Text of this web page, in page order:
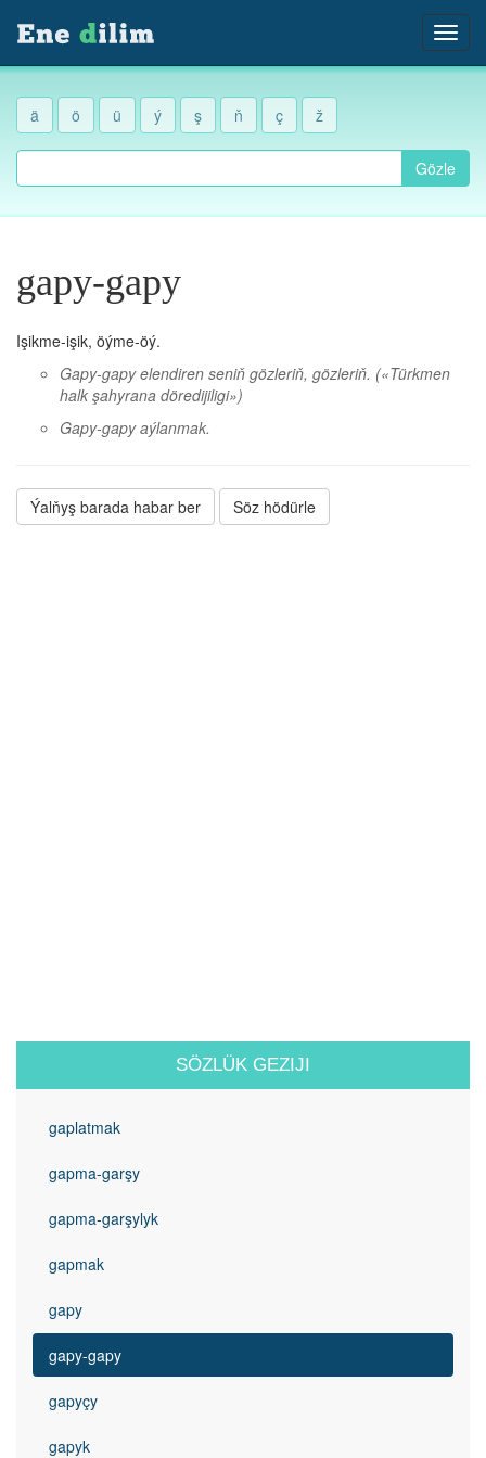
ä ö ü ý ş ň ç ž
Gözle
gapy-gapy
Işikme-işik, öýme-öý.
Gapy-gapy elendiren seniň gözleriň, gözleriň. («Türkmen
halk şahyrana döredijiligi»)
Gapy-gapy aýlanmak.
Ýalňyş barada habar ber Söz hödürle
SÖZLÜK GEZIJI
gaplatmak
gapma-garşy
gapma-garşylyk
gapmak
gapy
gapy-gapy
gapyçy
gapyk